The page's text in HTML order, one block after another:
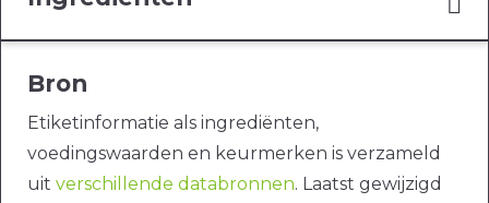
Bron
Etiketinformatie als ingrediënten,
voedingswaarden en keurmerken is verzameld
uit verschillende databronnen. Laatst gewijzigd